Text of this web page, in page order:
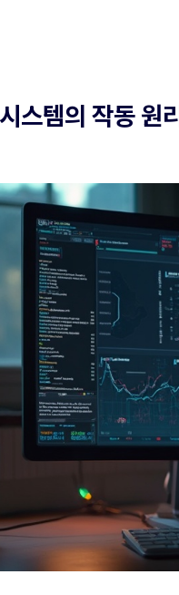
스템의 작동 원리